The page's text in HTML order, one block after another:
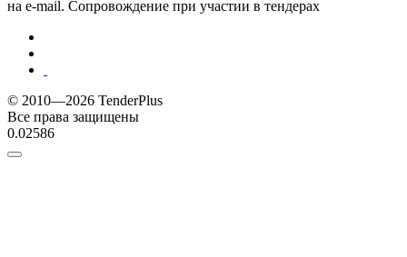
на e-mail. Сопровождение при участии в тендерах
© 2010—2026 TenderPlus
Все права защищены
0.02586